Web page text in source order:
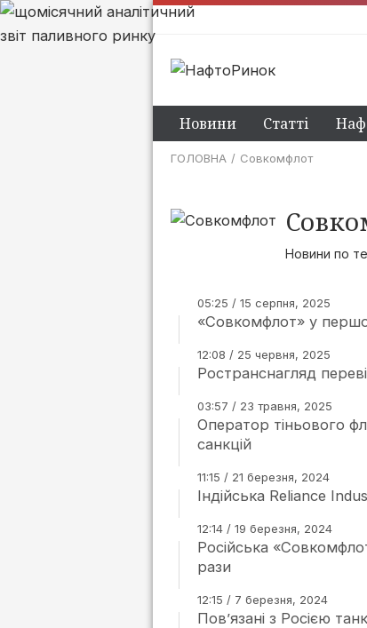
Новини Статті
ГОЛОВНА Совкомфлот
Новини по
05:25 / 15 серпня, 2025
«Совкомфлот» у
12:08 / 25 червня, 2025
Ространснагляд
03:57 / 23 травня, 2025
Оператор тіньового
санкцій
11:15 / 21 березня, 2024
Індійська Reliance
12:14 / 19 березня, 2024
Російська
рази
12:15 / 7 березня, 2024
Пов’язані з Росією